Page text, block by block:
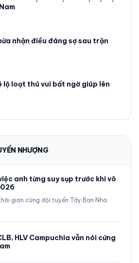
nhận điều đáng sợ sau trận
lộ loạt thú vui bất ngờ giúp lên
NHƯỢNG
anh từng suy sụp trước khi vô
gian cùng đội tuyển Tây Ban Nha
HLV Campuchia vẫn nói cứng